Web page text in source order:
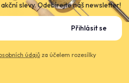
slevy. Odebírejte náš newsletter!
Přihlásit se
údajů za účelem rozesílky